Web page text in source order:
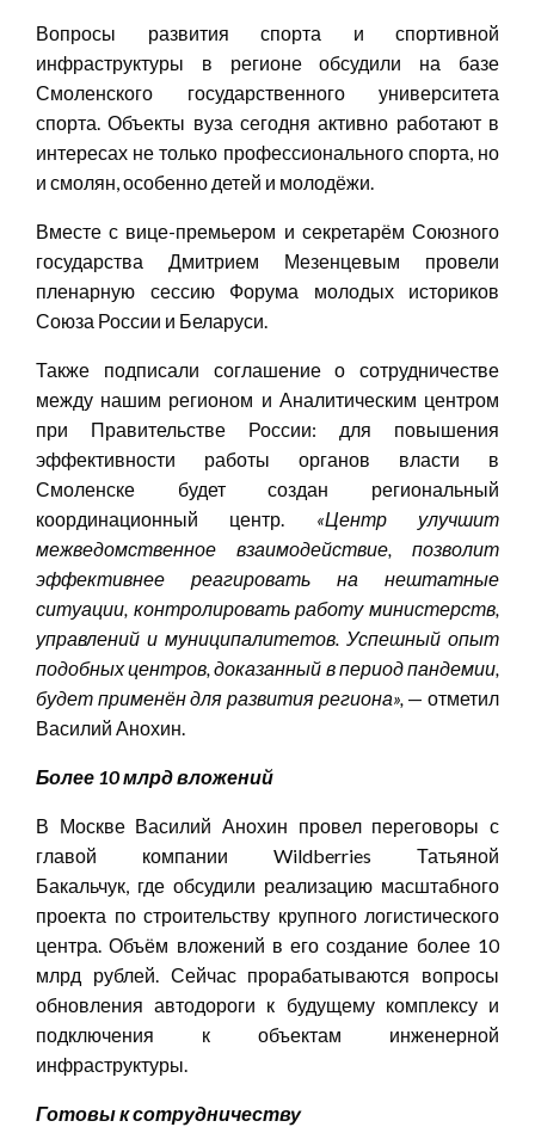
Вопросы развития спорта и спортивной
инфраструктуры в регионе обсудили на базе
Смоленского государственного университета
спорта. Объекты вуза сегодня активно работают в
интересах не только профессионального спорта, но
и смолян, особенно детей и молодёжи.
Вместе с вице-премьером и секретарём Союзного
государства Дмитрием Мезенцевым провели
пленарную сессию Форума молодых историков
Союза России и Беларуси.
Также подписали соглашение о сотрудничестве
между нашим регионом и Аналитическим центром
при Правительстве России: для повышения
эффективности работы органов власти в
Смоленске будет создан региональный
координационный центр. «Центр улучшит
межведомственное взаимодействие, позволит
эффективнее реагировать на нештатные
ситуации, контролировать работу министерств,
управлений и муниципалитетов. Успешный опыт
подобных центров, доказанный в период пандемии,
будет применён для развития региона», — отметил
Василий Анохин.
Более 10 млрд вложений
В Москве Василий Анохин провел переговоры с
главой компании Wildberries Татьяной
Бакальчук, где обсудили реализацию масштабного
проекта по строительству крупного логистического
центра. Объём вложений в его создание более 10
млрд рублей. Сейчас прорабатываются вопросы
обновления автодороги к будущему комплексу и
подключения к объектам инженерной
инфраструктуры.
Готовы к сотрудничеству